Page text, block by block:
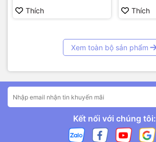
Thích Thích
Xem toàn bộ sản phẩm
Kết nối với chúng tôi: